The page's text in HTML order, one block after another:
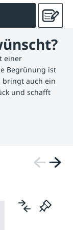
einer
Begrünung ist
bringt auch ein
und schafft